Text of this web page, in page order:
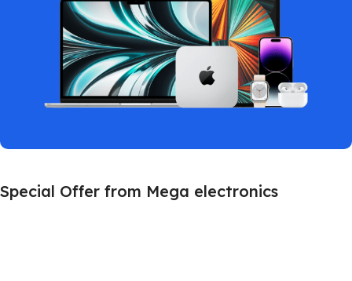
Special Offer from Mega electronics